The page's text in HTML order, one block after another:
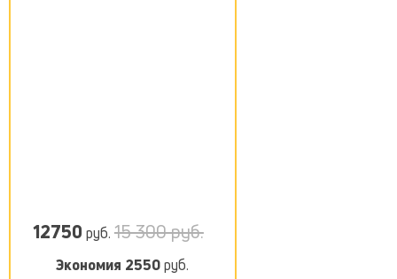
12750 руб. 15 300 руб.
Экономия 2550руб.